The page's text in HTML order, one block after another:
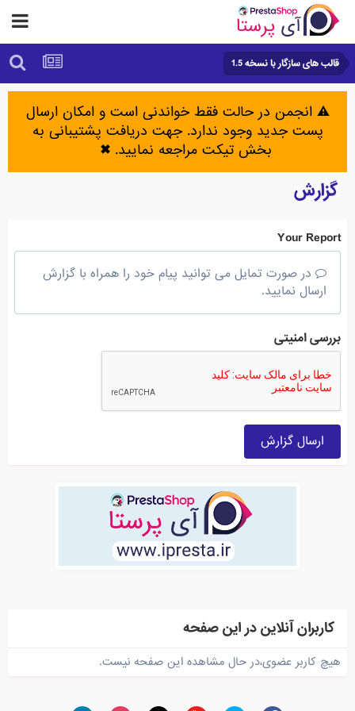
قالب های سازگار با نسخه 1.5
⚠️ انجمن در حالت فقط خواندنی است و امکان ارسال
پست جدید وجود ندارد. جهت دریافت پشتیبانی به
بخش تیکت مراجعه نمایید. ✖
گزارش
Your Report
در صورت تمایل می توانید پیام خود را همراه با گزارش
ارسال نمایید.
بررسی امنیتی
ارسال گزارش
کاربران آنلاین در این صفحه
هیچ کاربر عضوی،در حال مشاهده این صفحه نیست.